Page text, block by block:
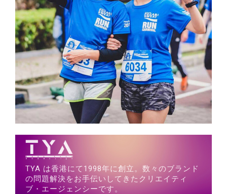
TYA は香港にて1998年に創立。数々のブランド
の問題解決をお手伝いしてきたクリエイティ
ブ・エージェンシーです。